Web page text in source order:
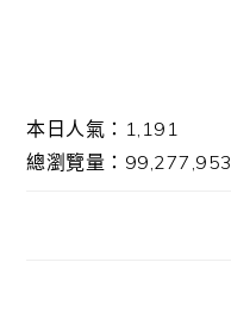
本日人氣：1,191
總瀏覽量：99,277,953